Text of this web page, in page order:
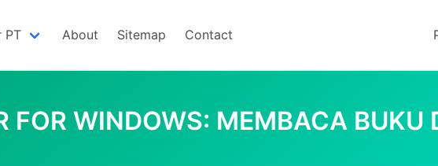
PT About Sitemap Contact
FOR WINDOWS: MEMBACA